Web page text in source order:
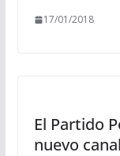
17/01/2018
El Partido
nuevo